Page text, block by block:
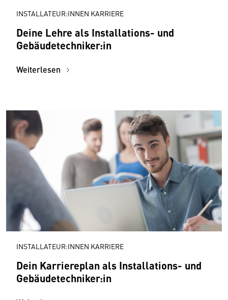
INSTALLATEUR:INNEN KARRIERE
Deine Lehre als Installations- und
Gebäudetechniker:in
Weiterlesen
INSTALLATEUR:INNEN KARRIERE
Dein Karriereplan als Installations- und
Gebäudetechniker:in